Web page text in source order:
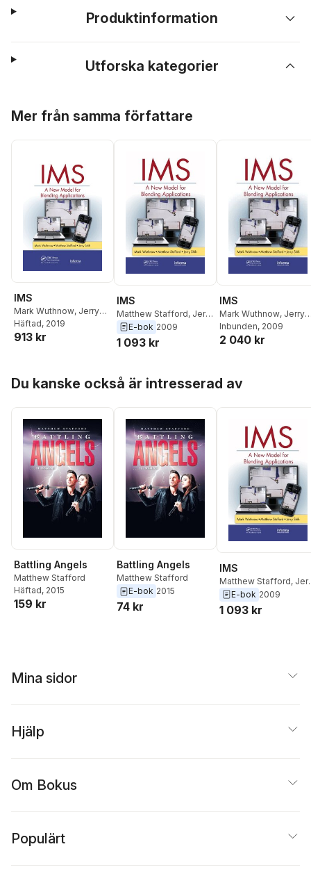
Produktinformation
Utforska kategorier
Mer från samma författare
IMS
Mark Wuthnow, Jerry
Shih,Matthew Stafford
Häftad, 2019
913 kr
IMS
Matthew Stafford, Jerry
Shih,Mark Wuthnow
E-bok 2009
1 093 kr
IMS
Mark Wuthnow, Jerry
Shih,Matthew
Inbunden, 2009
2 040 kr
Du kanske också är intresserad av
Battling Angels
Matthew Stafford
Häftad, 2015
159 kr
Battling Angels
Matthew Stafford
E-bok 2015
74 kr
IMS
Matthew Stafford,
Shih,Mark Wuthnow
E-bok 2009
1 093 kr
Mina sidor
Hjälp
Om Bokus
Populärt